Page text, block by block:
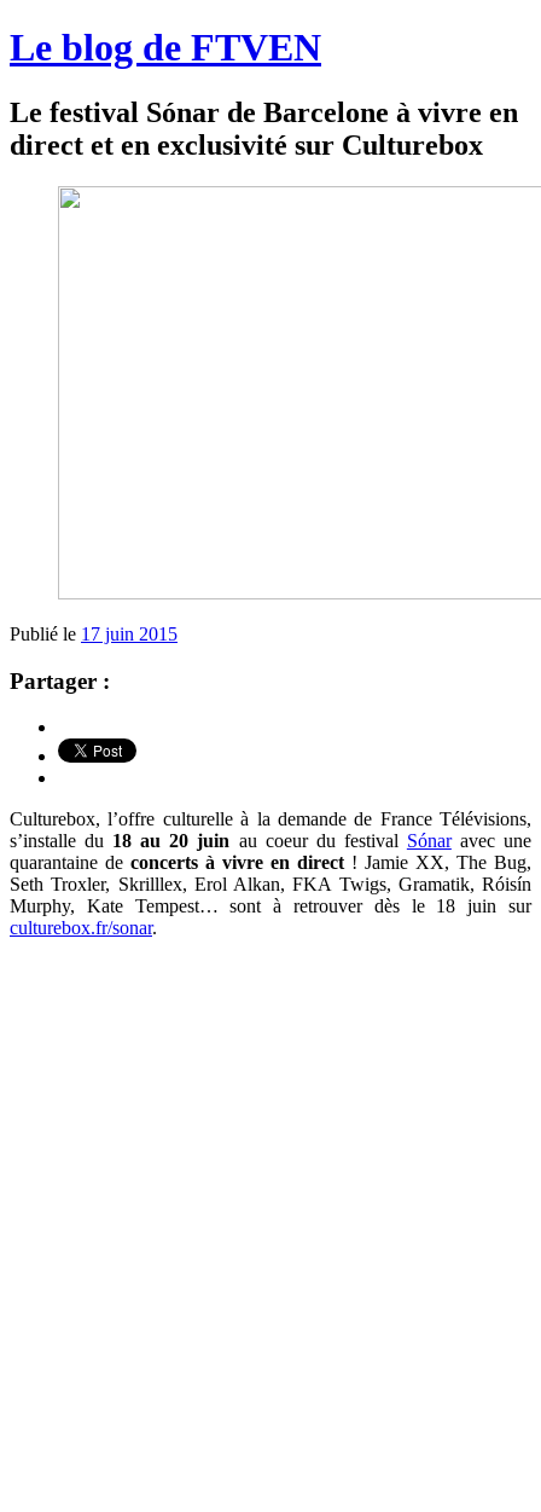
Le blog de FTVEN
Le festival Sónar de Barcelone à vivre en
direct et en exclusivité sur Culturebox
Publié le 17 juin 2015
Partager :
Culturebox, l’offre culturelle à la demande de France Télévisions,
s’installe du 18 au 20 juin au coeur du festival Sónaravec une
quarantaine de concerts à vivre en direct ! Jamie XX, The Bug,
Seth Troxler, Skrilllex, Erol Alkan, FKA Twigs, Gramatik, Róisín
Murphy, Kate Tempest… sont à retrouver dès le 18 juin sur
culturebox.fr/sonar.